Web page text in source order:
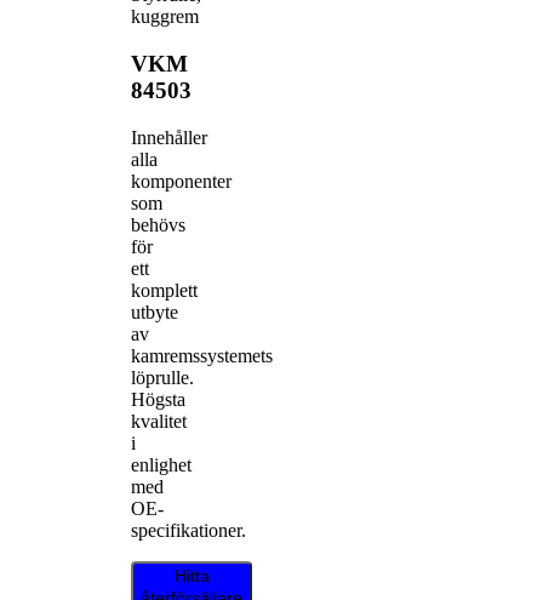
kuggrem
VKM
84503
Innehåller
alla
komponenter
som
behövs
för
ett
komplett
utbyte
av
kamremssystemets
löprulle.
Högsta
kvalitet
i
enlighet
med
OE-
specifikationer.
Hitta